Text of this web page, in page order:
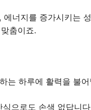
너지를 증가시키는
춤이죠.
는 하루에 활력을 불
으로도 손색 없답니